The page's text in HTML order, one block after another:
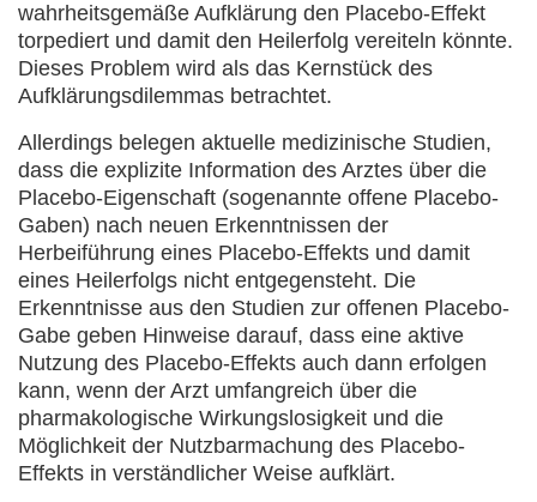
wahrheitsgemäße Aufklärung den Placebo-Effekt
torpediert und damit den Heilerfolg vereiteln könnte.
Dieses Problem wird als das Kernstück des
Aufklärungsdilemmas betrachtet.
Allerdings belegen aktuelle medizinische Studien,
dass die explizite Information des Arztes über die
Placebo-Eigenschaft (sogenannte offene Placebo-
Gaben) nach neuen Erkenntnissen der
Herbeiführung eines Placebo-Effekts und damit
eines Heilerfolgs nicht entgegensteht. Die
Erkenntnisse aus den Studien zur offenen Placebo-
Gabe geben Hinweise darauf, dass eine aktive
Nutzung des Placebo-Effekts auch dann erfolgen
kann, wenn der Arzt umfangreich über die
pharmakologische Wirkungslosigkeit und die
Möglichkeit der Nutzbarmachung des Placebo-
Effekts in verständlicher Weise aufklärt.